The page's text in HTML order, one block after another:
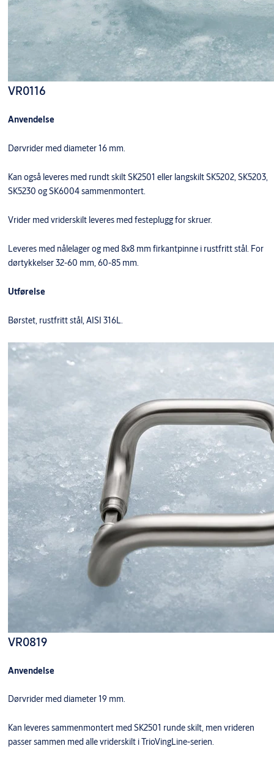
VR0116
Anvendelse
Dørvrider med diameter 16 mm.
Kan også leveres med rundt skilt SK2501 eller langskilt SK5202, SK5203,
SK5230 og SK6004 sammenmontert.
Vrider med vriderskilt leveres med festeplugg for skruer.
Leveres med nålelager og med 8x8 mm firkantpinne i rustfritt stål. For
dørtykkelser 32-60 mm, 60-85 mm.
Utførelse
Børstet, rustfritt stål, AISI 316L.
VR0819
Anvendelse
Dørvrider med diameter 19 mm.
Kan leveres sammenmontert med SK2501 runde skilt, men vrideren
passer sammen med alle vriderskilt i TrioVingLine-serien.